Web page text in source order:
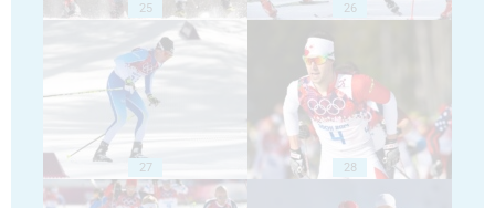
25 26
27 28